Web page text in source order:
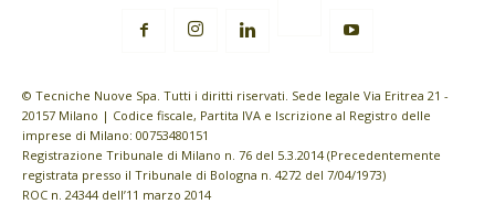
© Tecniche Nuove Spa. Tutti i diritti riservati. Sede legale Via Eritrea 21 -
20157 Milano | Codice fiscale, Partita IVA e Iscrizione al Registro delle
imprese di Milano: 00753480151
Registrazione Tribunale di Milano n. 76 del 5.3.2014 (Precedentemente
registrata presso il Tribunale di Bologna n. 4272 del 7/04/1973)
ROC n. 24344 dell’11 marzo 2014